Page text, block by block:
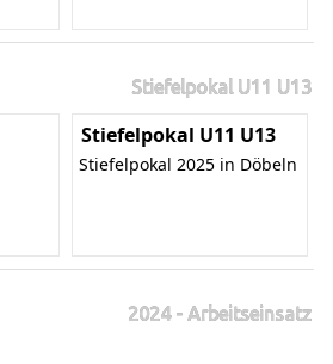
Stiefelpokal U11 U13
Stiefelpokal U11 U13
Stiefelpokal 2025 in Döbeln
2024 - Arbeitseinsatz